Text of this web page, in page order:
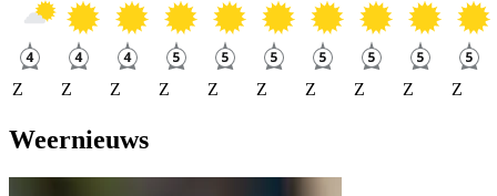
Z Z Z Z Z Z Z Z Z Z
Weernieuws